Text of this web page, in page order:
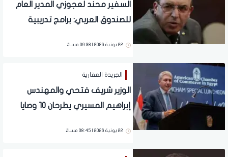
السفير محند لعجوزي المدير العام
للصندوق العربي: برامج تدريبية
التشييد والبناء
22 يونية 2026 | 09:38 مساءً
الجريدة العقارية
الوزير شريف فتحي والمهندس
إبراهيم المسيري يطرحان 10 وصايا
22 يونية 2026 | 08:45 مساءً